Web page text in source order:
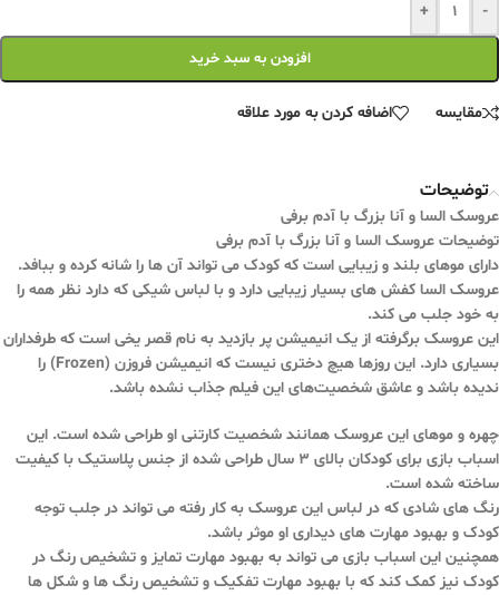
-
+
افزودن به سبد خرید
مقایسه اضافه کردن به مورد علاقه
توضیحات
عروسک السا و آنا بزرگ با آدم برفی
توضیحات عروسک السا و آنا بزرگ با آدم برفی
دارای موهای بلند و زیبایی است که کودک می تواند آن ها را شانه کرده و ببافد.
عروسک السا کفش های بسیار زیبایی دارد و با لباس شیکی که دارد نظر همه را
به خود جلب می کند.
این عروسک برگرفته از یک انیمیشن پر بازدید به نام قصر یخی است که طرفداران
بسیاری دارد. این روزها هیچ دختری نیست که انیمیشن فروزن (Frozen) را
ندیده باشد و عاشق شخصیت‌های این فیلم جذاب نشده باشد.
چهره و موهای این عروسک همانند شخصیت کارتنی او طراحی شده است. این
اسباب بازی برای کودکان بالای ۳ سال طراحی شده از جنس پلاستیک با کیفیت
ساخته شده است.
رنگ های شادی که در لباس این عروسک به کار رفته می تواند در جلب توجه
کودک و بهبود مهارت های دیداری او موثر باشد.
همچنین این اسباب بازی می تواند به بهبود مهارت تمایز و تشخیص رنگ در
کودک نیز کمک کند که با بهبود مهارت تفکیک و تشخیص رنگ ها و شکل ها